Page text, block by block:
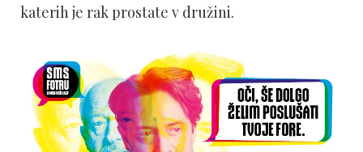
katerih je rak prostate v družini.